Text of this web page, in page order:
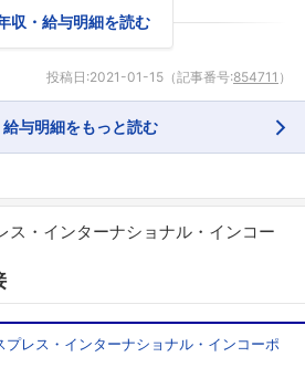
収・給与明細を読む
投稿日:2021-01-15 （記事番号:854711 ）
与明細をもっと読む
ス・インターナショナル・インコー
プレス・インターナショナル・インコーポ